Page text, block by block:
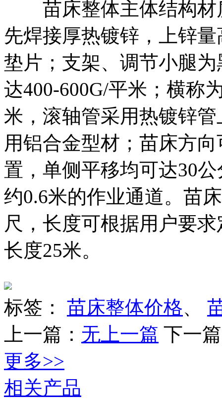
苗床整体主体结构材
先焊接厚热镀锌，上锌
垫片；支架、调节小腿
达400-600G/平米；横称
米，滚轴管采用热镀锌
用铝合金型材；苗床方
置，单侧平移均可达30
约0.6米的作业通道。苗
尺，长度可根据用户要
长度25米。
标签： 苗床整体价格、
上一篇： 无上一篇 下一
更多>>
相关产品